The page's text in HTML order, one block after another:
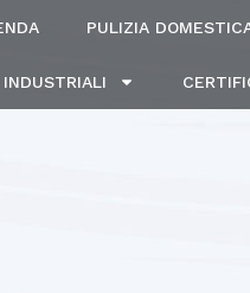
PULIZIA